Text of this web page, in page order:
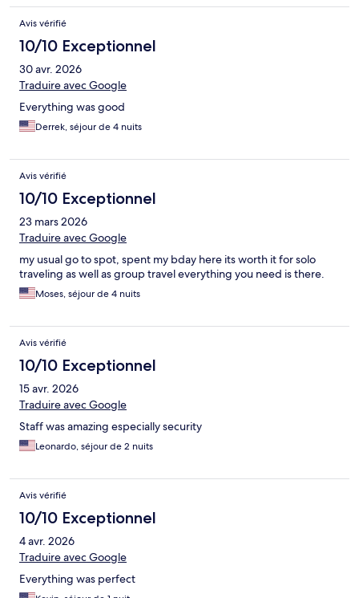
Avis vérifié
10/10 Exceptionnel
30 avr. 2026
Traduire avec Google
Everything was good
Derrek, séjour de 4 nuits
Avis vérifié
10/10 Exceptionnel
23 mars 2026
Traduire avec Google
my usual go to spot, spent my bday here its worth it for solo
traveling as well as group travel everything you need is there.
Moses, séjour de 4 nuits
Avis vérifié
10/10 Exceptionnel
15 avr. 2026
Traduire avec Google
Staff was amazing especially security
Leonardo, séjour de 2 nuits
Avis vérifié
10/10 Exceptionnel
4 avr. 2026
Traduire avec Google
Everything was perfect